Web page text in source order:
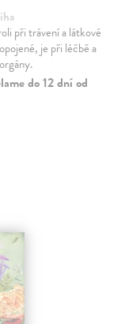
při trávení a látkové
je při léčbě a
do 12 dní od